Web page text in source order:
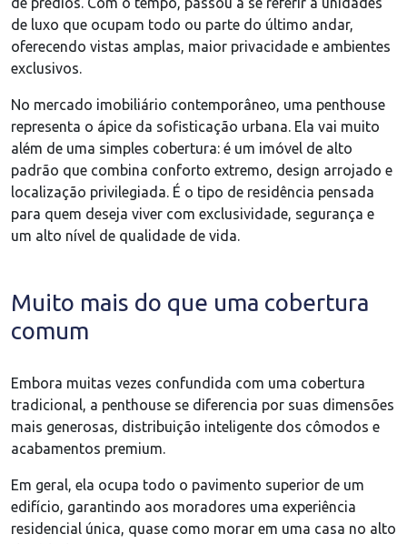
de luxo que ocupam todo ou parte do último andar,
oferecendo vistas amplas, maior privacidade e ambientes
exclusivos.
No mercado imobiliário contemporâneo, uma penthouse
representa o ápice da sofisticação urbana. Ela vai muito
além de uma simples cobertura: é um imóvel de alto
padrão que combina conforto extremo, design arrojado e
localização privilegiada. É o tipo de residência pensada
para quem deseja viver com exclusividade, segurança e
um alto nível de qualidade de vida.
Muito mais do que uma cobertura
comum
Embora muitas vezes confundida com uma cobertura
tradicional, a penthouse se diferencia por suas dimensões
mais generosas, distribuição inteligente dos cômodos e
acabamentos premium.
Em geral, ela ocupa todo o pavimento superior de um
edifício, garantindo aos moradores uma experiência
residencial única, quase como morar em uma casa no alto